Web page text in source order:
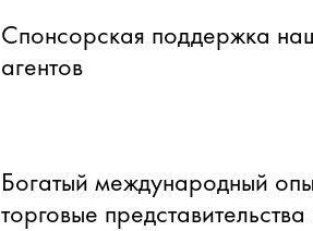
Спонсорская поддержка
агентов
Богатый международный
торговые